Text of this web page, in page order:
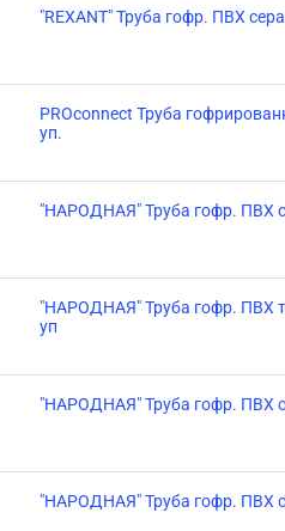
"REXANT" Труба гофр. ПВХ
PROconnect Труба
уп.
"НАРОДНАЯ" Труба гофр. ПВХ
"НАРОДНАЯ" Труба гофр. ПВХ
уп
"НАРОДНАЯ" Труба гофр. ПВХ
"НАРОДНАЯ" Труба гофр. ПВХ